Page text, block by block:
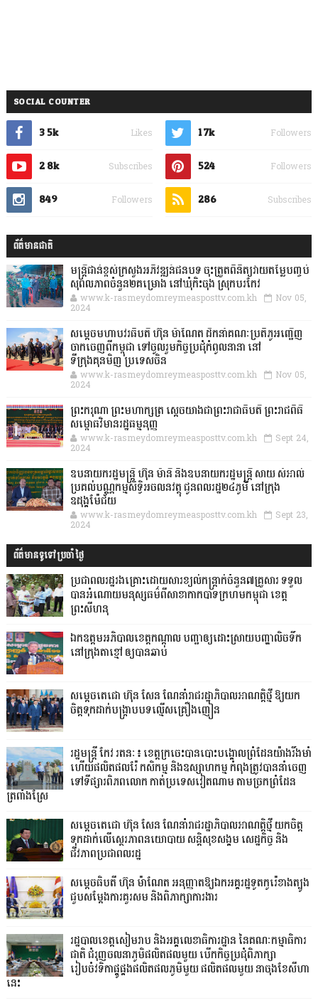
SOCIAL COUNTER
3.5k Likes 1.7k Followers
2.8k Subscribes 524 Followers
849 Followers 286 Subscribes
ព័ត៌មានជាតិ
មន្ត្រីជាន់ខ្ពស់ក្រសួងអភិវឌ្ឍន៍ជនបទ ចុះត្រួតពិនិត្យវាយតម្លៃបញ្ចប់
សុពលភាពចំនួន២គម្រោង នៅឃុំកិះចុង ស្រុកបរកែវ
www.k-rasmeydomreymeasposttv.com.kh Nov 05,
2024
សម្តេចមហាបវរធិបតី ហ៊ុន ម៉ាណែត ដឹកនាំគណៈប្រតិភូអញ្ជើញ
ចាកចេញពីកម្ពុជា ទៅចូលរួមកិច្ចប្រជុំកំពូលនានា នៅ
ទីក្រុងគុនមិញ ប្រទេសចិន
www.k-rasmeydomreymeasposttv.com.kh Nov 05,
2024
ព្រះករុណា ព្រះមហាក្សត្រ ស្តេចយាងជាព្រះរាជាធិបតី ព្រះរាជពិធី
សម្ពោធវិមានរដ្ឋធម្មនុញ្ញ
www.k-rasmeydomreymeasposttv.com.kh Sept 24,
2024
ឧបនាយករដ្ឋមន្ដ្រី ហ៊ុន ម៉ានី និងឧបនាយករដ្ឋមន្ដ្រី សាយ សំអាល់
ប្រគល់បណ្ណកម្មសិទ្ធិអចលនវត្ថុ ជូនពលរដ្ឋ២៤ភូមិ នៅក្រុង
ឧដុង្គម៉ែជ័យ
www.k-rasmeydomreymeasposttv.com.kh Sept 23,
2024
ព័ត៌មានទូទៅប្រចាំថ្ងៃ
ប្រជាពលរដ្ឋរងគ្រោះដោយសារខ្យល់កន្ត្រាក់ចំនួន៧គ្រួសារ ទទួល
បានអំណោយមនុស្សធម៌ពីសាខាកាកបាទក្រហមកម្ពុជា ខេត្ត
ព្រះសីហនុ
ឯកឧត្តមអភិបាលខេត្តកណ្ដាល បញ្ជាឲ្យដោះស្រាយបញ្ហាលិចទឹក
នៅក្រុងតាខ្មៅ ឲ្យបានឆាប់
សម្តេចតេជោ ហ៊ុន សែន ណែនាំរាជរដ្ឋាភិបាលអាណត្តិថ្មី ឱ្យយក
ចិត្តទុកដាក់បង្ក្រាបបទល្មើសគ្រឿងញៀន
រដ្ឋមន្ត្រី កែវ រតនៈ៖ ខេត្តក្រចេះបានបោះបង្គោលព្រំដែនយ៉ាងរឹងមាំ
ហើយផលិតផលរ៉ែ កសិកម្ម និងឧស្សាហកម្ម កំពុងត្រូវបាននាំចេញ
ទៅទីផ្សារពិភពលោក កាត់ប្រទេសវៀតណាម តាមច្រកព្រំដែន
ត្រពាំងស្រែ
សម្តេចតេជោ ហ៊ុន សែន ណែនាំរាជរដ្ឋាភិបាលអាណត្តិថ្មី យកចិត្ត
ទុកដាក់លើស្ថេរភាពនយោបាយ សន្តិសុខសង្គម សេដ្ឋកិច្ច និង
ជីវភាពប្រជាពលរដ្ឋ
សម្តេចធិបតី ហ៊ុន ម៉ាណែត អនុញ្ញាតឱ្យឯកអគ្គរដ្ឋទូតកូរ៉េខាងត្បូង
ជួបសម្តែងការគួរសម និងពិភាក្សាការងារ
រដ្ឋបាលខេត្តសៀមរាប និងអគ្គលេខាធិការដ្ឋាន នៃគណៈកម្មាធិការ
ជាតិ ជំរុញចលនាភូមិផលិតផលមួយ បើកកិច្ចប្រជុំពិភាក្សា
រៀបចំវទិកាផ្គូផ្គងផលិតផលភូមិមួយ ផលិតផលមួយ នាចុងខែសីហា
នេះ